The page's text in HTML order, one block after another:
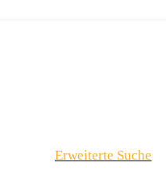
Erweiterte Suche